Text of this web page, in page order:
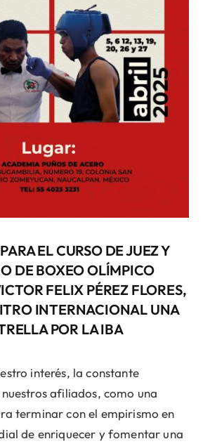
EL CURSO DE JUEZ Y
DE BOXEO OLÍMPICO
FELIX PÉREZ FLORES,
INTERNACIONAL UNA
POR LA IBA
interés, la constante
afiliados, como una
terminar con el empirismo en
de enriquecer y fomentar una